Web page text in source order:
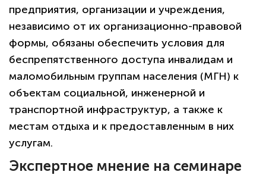
предприятия, организации и учреждения,
независимо от их организационно-правовой
формы, обязаны обеспечить условия для
беспрепятственного доступа инвалидам и
маломобильным группам населения (МГН) к
объектам социальной, инженерной и
транспортной инфраструктур, а также к
местам отдыха и к предоставленным в них
услугам.
Экспертное мнение на семинаре